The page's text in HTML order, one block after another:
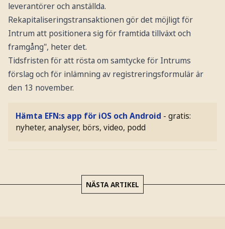
leverantörer och anställda.
Rekapitaliseringstransaktionen gör det möjligt för
Intrum att positionera sig för framtida tillväxt och
framgång", heter det.
Tidsfristen för att rösta om samtycke för Intrums
förslag och för inlämning av registreringsformulär är
den 13 november.
Hämta EFN:s app för iOS och Android - gratis:
nyheter, analyser, börs, video, podd
NÄSTA ARTIKEL